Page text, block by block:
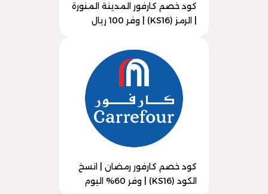
كود خصم كارفور المدينة المنورة
| الرمز (KS16) | وفر 100 ريال
كود خصم كارفور رمضان | انسخ
الكود (KS16) | وفر 60% اليوم